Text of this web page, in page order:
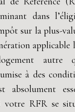
dans
sur la plus-
applicable
autre
à des
absolument
RFR se